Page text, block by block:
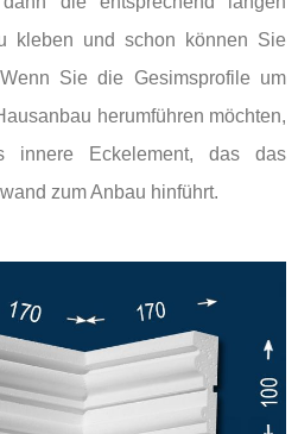
kleben und schon können Sie
Sie die Gesimsprofile um
herumführen möchten,
innere Eckelement, das das
zum Anbau hinführt.